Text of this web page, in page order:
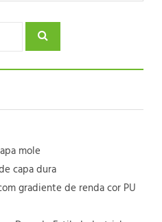
mole
capa dura
gradiente de renda cor PU